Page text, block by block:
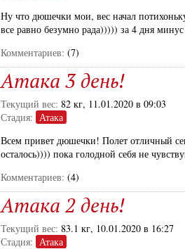
Ну что дюшечки мои, вес начал
все равно безумно рада))))) за 4 дня
Комментариев: (7)
Атака 3 день!
Текущий вес: 82 кг, 11.01.2020 в 09:03
Стадия: Атака
Всем привет дюшечки! Полет отличный
осталось)))) пока голодной себя не
Комментариев: (4)
Атака 2 день!
Текущий вес: 83.1 кг, 10.01.2020 в 16:27
Стадия: Атака